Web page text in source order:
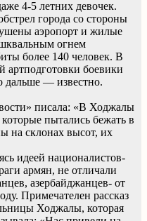
4-5 летних девочек.
города со стороны
аэропорт и жилые
огнем
более 140 человек. В
артподготовки боевики
дальше — известно.
писала: «В Ходжалы
пытались бежать в
на склонах высот, их
идеей националистов-
армян, не отличали
азербайджанцев- от
Примечателен рассказ
Ходжалы, которая